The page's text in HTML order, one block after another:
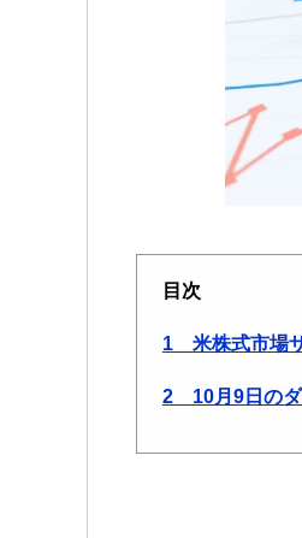
目次
1 米株式市場
2 10月9日のダ